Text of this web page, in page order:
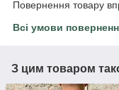
Повернення товару
Всі умови
З цим товаром